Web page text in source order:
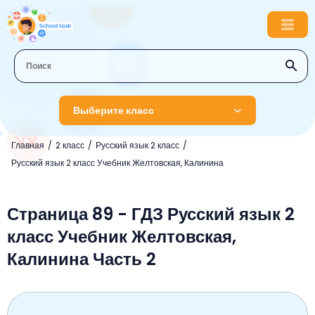
Выберите класс
Главная 2 класс
Русский язык 2 класс
Русский язык 2 класс Учебник Желтовская, Калинина
1 класс
Русский язык
Литературное чтение
Окружающий мир
Математика
Математика
Английский язык
Информатика
Литературное чтение
3 класс
Музыка
Окружающий мир
4 класс
Страница 89 - ГДЗ Русский язык 2
класс Учебник Желтовская,
Калинина Часть 2